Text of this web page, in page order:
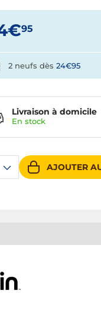
95
AJOUTER
Livraison à domicile
En stock
2 neufs dès 24€95